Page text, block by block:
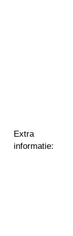
Extra
informatie: